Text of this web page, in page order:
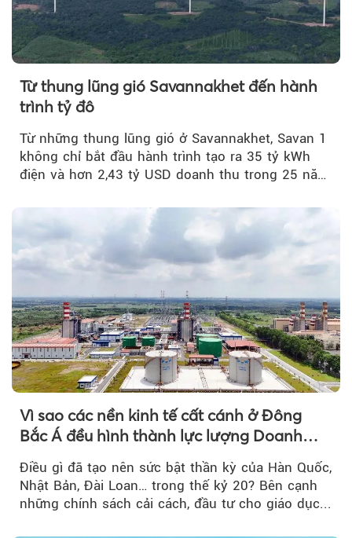
Từ thung lũng gió Savannakhet đến hành
trình tỷ đô
Từ những thung lũng gió ở Savannakhet, Savan 1
không chỉ bắt đầu hành trình tạo ra 35 tỷ kWh
điện và hơn 2,43 tỷ USD doanh thu trong 25 năm
Vì sao các nền kinh tế cất cánh ở Đông
Bắc Á đều hình thành lực lượng Doanh
nghiệp Quốc gia?
Điều gì đã tạo nên sức bật thần kỳ của Hàn Quốc,
Nhật Bản, Đài Loan… trong thế kỷ 20? Bên cạnh
những chính sách cải cách, đầu tư cho giáo dục...